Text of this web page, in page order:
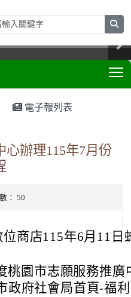
電子報列表
辦理115年7月份
： 50
商店115年6月11日
桃園市志願服務推
政府社會局首頁-福